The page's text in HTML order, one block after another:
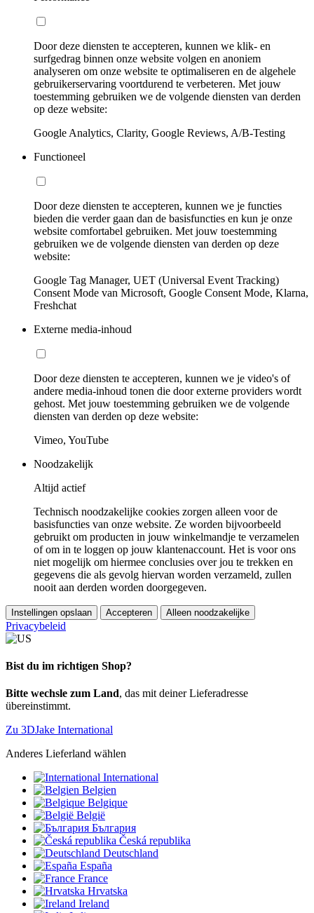
Door deze diensten te accepteren, kunnen we klik- en
surfgedrag binnen onze website volgen en anoniem
analyseren om onze website te optimaliseren en de algehele
gebruikerservaring voortdurend te verbeteren. Met jouw
toestemming gebruiken we de volgende diensten van derden
op deze website:
Google Analytics, Clarity, Google Reviews, A/B-Testing
Functioneel
Door deze diensten te accepteren, kunnen we je functies
bieden die verder gaan dan de basisfuncties en kun je onze
website comfortabel gebruiken. Met jouw toestemming
gebruiken we de volgende diensten van derden op deze
website:
Google Tag Manager, UET (Universal Event Tracking)
Consent Mode van Microsoft, Google Consent Mode, Klarna,
Freshchat
Externe media-inhoud
Door deze diensten te accepteren, kunnen we je video's of
andere media-inhoud tonen die door externe providers wordt
gehost. Met jouw toestemming gebruiken we de volgende
diensten van derden op deze website:
Vimeo, YouTube
Noodzakelijk
Altijd actief
Technisch noodzakelijke cookies zorgen alleen voor de
basisfuncties van onze website. Ze worden bijvoorbeeld
gebruikt om producten in jouw winkelmandje te verzamelen
of om in te loggen op jouw klantenaccount. Het is voor ons
niet mogelijk om hiermee conclusies over jou te trekken en
gegevens die als gevolg hiervan worden verzameld, zullen
nooit aan derden worden doorgegeven.
Instellingen opslaan Accepteren Alleen noodzakelijke
Privacybeleid
Bist du im richtigen Shop?
Bitte wechsle zum Land, das mit deiner Lieferadresse
übereinstimmt.
Zu 3DJake International
Anderes Lieferland wählen
International
Belgien
Belgique
België
България
Česká republika
Deutschland
España
France
Hrvatska
Ireland